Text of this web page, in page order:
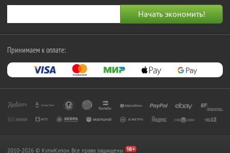
Принимаем к оплате:
2010-2026 © КупиКупон. Все права защищены.